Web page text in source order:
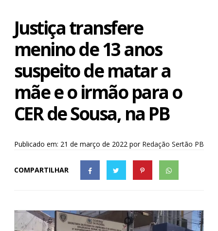
Justiça transfere
menino de 13 anos
suspeito de matar a
mãe e o irmão para o
CER de Sousa, na PB
Publicado em: 21 de março de 2022 por Redação Sertão PB
COMPARTILHAR